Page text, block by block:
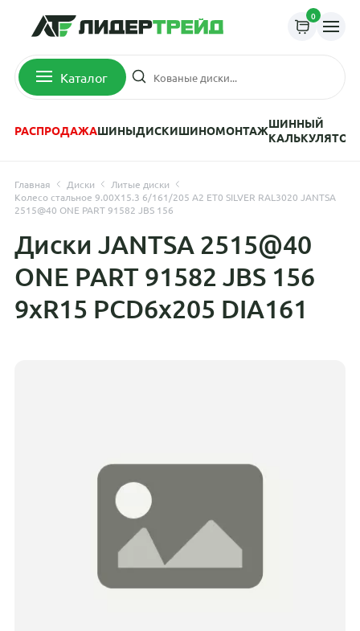
0
Каталог
РАСПРОДАЖАШИНЫДИСКИШИНОМОНТАЖШИННЫЙ
КАЛЬКУЛЯТОР
Главная Диски
Литые диски
Колесо стальное 9.00X15.3 6/161/205 A2 ET0 SILVER RAL3020 JANTSA
2515@40 ONE PART 91582 JBS 156
Диски JANTSA 2515@40
ONE PART 91582 JBS 156
9xR15 PCD6x205 DIA161